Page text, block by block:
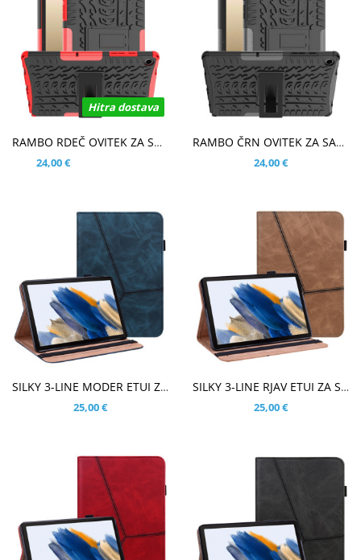
Hitra dostava
V KOŠARICO
RAMBO RDEČ OVITEK ZA SAMSUNG GALAXY TAB A9 PLUS 11.0 (2023)
24,00 €
V KOŠARICO
RAMBO ČRN OVITEK ZA SAMSUNG GALAXY TAB A9 PLUS 11.0 (2023)
24,00 €
SILKY 3-LINE MODER ETUI ZA SAMSUNG GALAXY TAB A9 PLUS 11.0 (2023)
25,00 €
SILKY 3-LINE RJAV ETUI ZA SAMSUNG GALAXY TAB A9 PLUS 11.0 (2023)
25,00 €